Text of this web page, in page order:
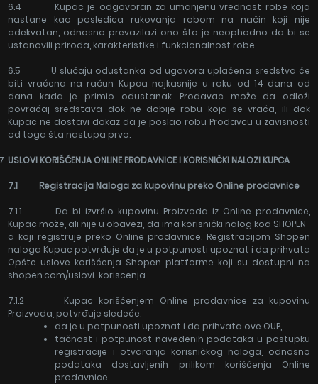
6.4 Kupac je odgovoran za umanjenu vrednost robe koja
nastane kao posledica rukovanja robom na način koji nije
adekvatan, odnosno prevazilazi ono što je neophodno da bi se
ustanovili priroda, karakteristike i funkcionalnost robe.
6.5 U slučaju odustanka od ugovora uplaćena sredstva će
biti vraćena na račun Kupca najkasnije u roku od 14 dana od
dana kada je primio odustanak. Prodavac može da odloži
povraćaj sredstava dok ne dobije robu koja se vraća, ili dok
Kupac ne dostavi dokaz da je poslao robu Prodavcu u zavisnosti
od toga šta nastupa prvo.
USLOVI KORIŠĆENJA ONLINE PRODAVNICE I KORISNIČKI NALOZI KUPCA
7.1 Registracija Naloga za kupovinu preko Online prodavnice
7.1.1 Da bi izvršio kupovinu Proizvoda iz Online prodavnice,
Kupac može, ali nije u obavezi, da ima korisnički nalog kod SHOPEN-
a koji registruje preko Online prodavnice. Registracijom Shopen
naloga Kupac potvrđuje da je u potpunosti upoznat i da prihvata
Opšte uslove korišćenja Shopen platforme koji su dostupni na
shopen.com/uslovi-koriscenja.
7.1.2 Kupac korišćenjem Online prodavnice za kupovinu
Proizvoda, potvrđuje sledeće:
da je u potpunosti upoznat i da prihvata ove OUP,
tačnost i potpunost navedenih podataka u postupku
registracije i otvaranja korisničkog naloga, odnosno
podataka dostavljenih prilikom korišćenja Online
prodavnice.